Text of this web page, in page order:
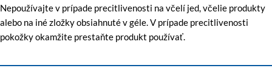
Nepoužívajte v prípade precitlivenosti na včelí jed, včelie produkty
alebo na iné zložky obsiahnuté v géle. V prípade precitlivenosti
pokožky okamžite prestaňte produkt používať.